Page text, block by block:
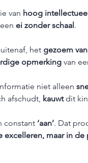
van hoog
ei zonder schaal.
het gezoem
opmerking van
niet alleen
afschudt, kauwt dit
constant ‘aan’. Dat
excelleren, maar in